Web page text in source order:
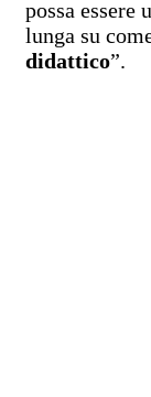
possa
lunga su
didattico”.